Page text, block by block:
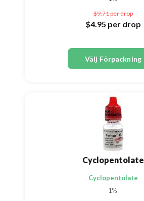
$9.71per drop
$4.95 per drop
Välj Förpackning
Cyclopentolate
Cyclopentolate
1%